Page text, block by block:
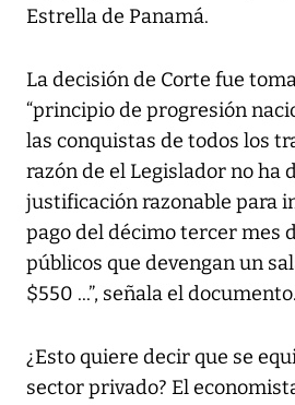
Estrella de Panamá.
La decisión de Corte fue
“principio de progresión
las conquistas de todos los
razón de el Legislador no ha
justificación razonable para
pago del décimo tercer mes
públicos que devengan un
$550 ...”, señala el documento.
¿Esto quiere decir que se
sector privado? El